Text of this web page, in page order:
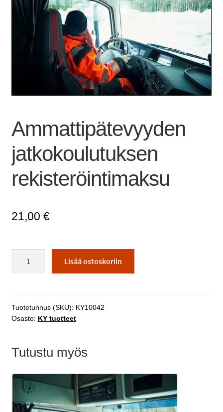
Ammattipätevyyden
jatkokoulutuksen
rekisteröintimaksu
21,00 €
Lisää ostoskoriin
Tuotetunnus (SKU): KY10042
Osasto: KY tuotteet
Tutustu myös
Tällä
tuotteella
on